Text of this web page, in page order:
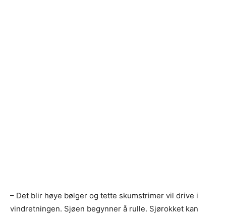
– Det blir høye bølger og tette skumstrimer vil drive i
vindretningen. Sjøen begynner å rulle. Sjørokket kan